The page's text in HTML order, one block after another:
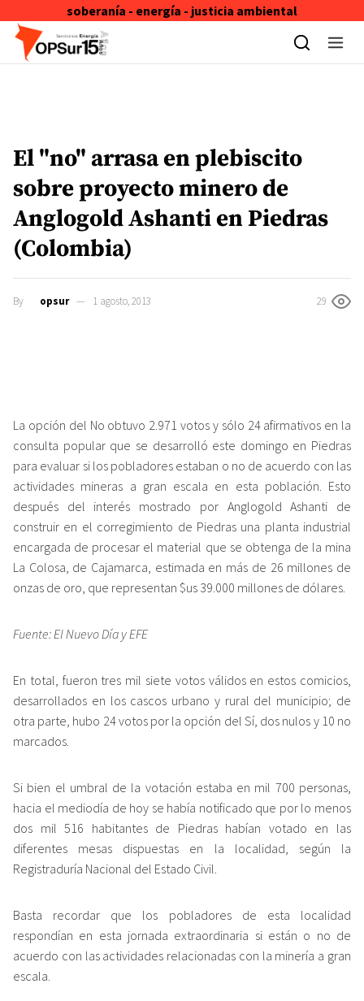
soberanía - energía - justicia ambiental
Skip to content
El "no" arrasa en plebiscito
sobre proyecto minero de
Anglogold Ashanti en Piedras
(Colombia)
By opsur 1 agosto, 2013 29
La opción del No obtuvo 2.971 votos y sólo 24 afirmativos en la
consulta popular que se desarrolló este domingo en Piedras
para evaluar si los pobladores estaban o no de acuerdo con las
actividades mineras a gran escala en esta población. Esto
después del interés mostrado por Anglogold Ashanti de
construir en el corregimiento de Piedras una planta industrial
encargada de procesar el material que se obtenga de la mina
La Colosa, de Cajamarca, estimada en más de 26 millones de
onzas de oro, que representan $us 39.000 millones de dólares.
Fuente: El Nuevo Día y EFE
En total, fueron tres mil siete votos válidos en estos comicios,
desarrollados en los cascos urbano y rural del municipio; de
otra parte, hubo 24 votos por la opción del Sí, dos nulos y 10 no
marcados.
Si bien el umbral de la votación estaba en mil 700 personas,
hacia el mediodía de hoy se había notificado que por lo menos
dos mil 516 habitantes de Piedras habían votado en las
diferentes mesas dispuestas en la localidad, según la
Registraduría Nacional del Estado Civil.
Basta recordar que los pobladores de esta localidad
respondían en esta jornada extraordinaria si están o no de
acuerdo con las actividades relacionadas con la minería a gran
escala.